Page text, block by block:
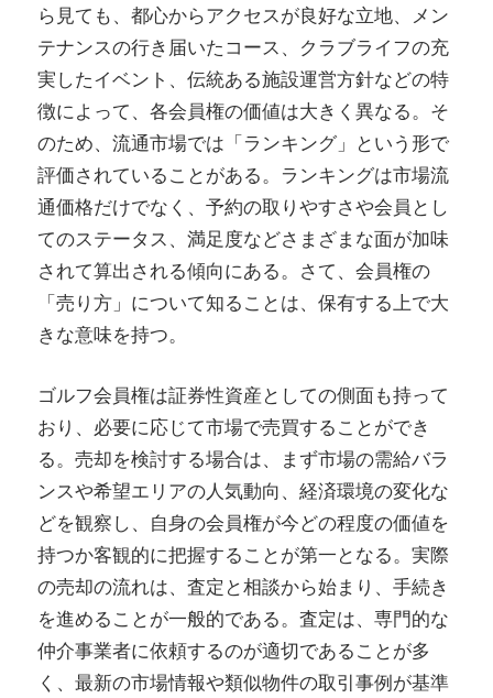
ら見ても、都心からアクセスが良好な立地、メン
テナンスの行き届いたコース、クラブライフの充
実したイベント、伝統ある施設運営方針などの特
徴によって、各会員権の価値は大きく異なる。そ
のため、流通市場では「ランキング」という形で
評価されていることがある。ランキングは市場流
通価格だけでなく、予約の取りやすさや会員とし
てのステータス、満足度などさまざまな面が加味
されて算出される傾向にある。さて、会員権の
「売り方」について知ることは、保有する上で大
きな意味を持つ。
ゴルフ会員権は証券性資産としての側面も持って
おり、必要に応じて市場で売買することができ
る。売却を検討する場合は、まず市場の需給バラ
ンスや希望エリアの人気動向、経済環境の変化な
どを観察し、自身の会員権が今どの程度の価値を
持つか客観的に把握することが第一となる。実際
の売却の流れは、査定と相談から始まり、手続き
を進めることが一般的である。査定は、専門的な
仲介事業者に依頼するのが適切であることが多
く、最新の市場情報や類似物件の取引事例が基準